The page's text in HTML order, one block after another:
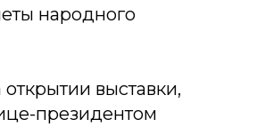
народного
выставки,
президентом